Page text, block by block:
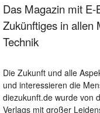
Das Magazin mit
Zukünftiges in allen
Technik
Die Zukunft und alle
und interessieren die
diezukunft.de wurde von
Verlags mit großer